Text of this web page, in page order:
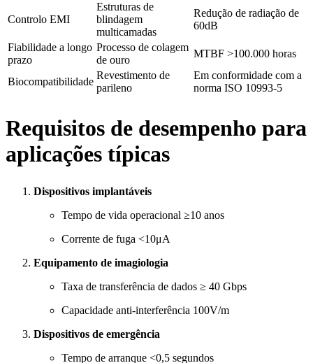
Controlo EMI
Estruturas de
blindagem
multicamadas
Redução de radiação de
60dB
Fiabilidade a longo
prazo
Processo de colagem
de ouro
MTBF >100.000 horas
Biocompatibilidade
Revestimento de
parileno
Em conformidade com a
norma ISO 10993-5
Requisitos de desempenho para
aplicações típicas
Dispositivos implantáveis
Tempo de vida operacional ≥10 anos
Corrente de fuga <10μA
Equipamento de imagiologia
Taxa de transferência de dados ≥ 40 Gbps
Capacidade anti-interferência 100V/m
Dispositivos de emergência
Tempo de arranque <0,5 segundos